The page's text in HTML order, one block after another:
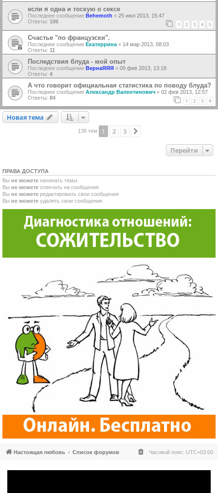
если я одна и тоскую о сексе
Последнее сообщение Behemoth « 25 июл 2013, 15:47
Ответы: 106 1 2 3 4 5
Счастье "по французски".
Последнее сообщение Екатеррина « 14 мар 2013, 08:03
Ответы: 11
Последствия блуда - мой опыт
Последнее сообщение ВернаЯЯЯ « 09 фев 2013, 13:18
Ответы: 4
А что говорит официальная статистика по поводу блуда?
Последнее сообщение Александр Валентинович « 02 фев 2013, 12:57
Ответы: 84 1 2 3 4
Новая тема
Новаятема
138 тем 1 2 3
Перейти
ПРАВА ДОСТУПА
Вы не можете начинать темы
Вы не можете отвечать на сообщения
Вы не можете редактировать свои сообщения
Вы не можете удалять свои сообщения
Настоящая любовь Список форумов Часовой пояс: UTC+03:00